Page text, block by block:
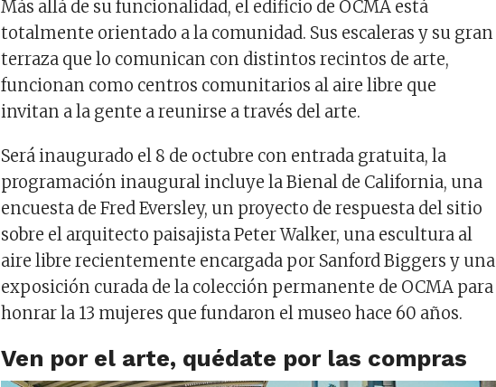
Más allá de su funcionalidad, el edificio de OCMA está
totalmente orientado a la comunidad. Sus escaleras y su gran
terraza que lo comunican con distintos recintos de arte,
funcionan como centros comunitarios al aire libre que
invitan a la gente a reunirse a través del arte.
Será inaugurado el 8 de octubre con entrada gratuita, la
programación inaugural incluye la Bienal de California, una
encuesta de Fred Eversley, un proyecto de respuesta del sitio
sobre el arquitecto paisajista Peter Walker, una escultura al
aire libre recientemente encargada por Sanford Biggers y una
exposición curada de la colección permanente de OCMA para
honrar la 13 mujeres que fundaron el museo hace 60 años.
Ven por el arte, quédate por las compras